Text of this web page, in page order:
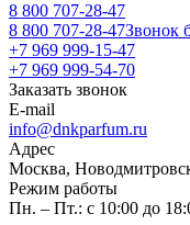
8 800 707-28-47
8 800 707-28-47Звонок
+7 969 999-15-47
+7 969 999-54-70
Заказать звонок
E-mail
info@dnkparfum.ru
Адрес
Москва,
Режим работы
Пн. – Пт.: с 10:00 до